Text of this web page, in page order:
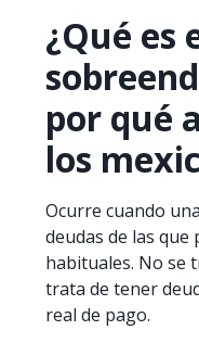
¿Qué es
por qué
los
Ocurre cuando
deudas de las
habituales. No se
trata de tener
real de pago.